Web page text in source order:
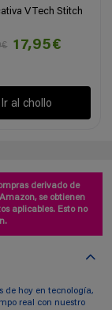
VTech Stitch
17,95€
Ir al chollo
derivado de
se obtienen
aplicables. Esto no
de hoy en tecnología,
real con nuestro